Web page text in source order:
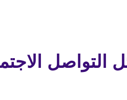
التواصل